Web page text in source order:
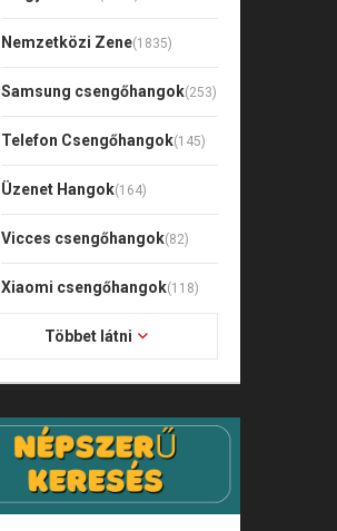
Nemzetközi Zene(1835)
Samsung csengőhangok(253)
Telefon Csengőhangok(145)
Üzenet Hangok(164)
Vicces csengőhangok(82)
Xiaomi csengőhangok(118)
Többet látni